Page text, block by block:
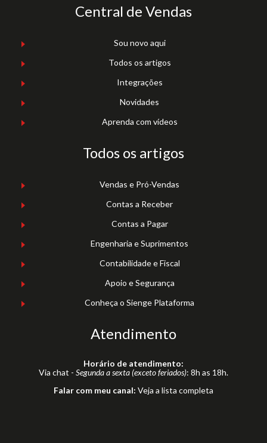
Central de Vendas
Sou novo aqui
Todos os artigos
Integrações
Novidades
Aprenda com vídeos
Todos os artigos
Vendas e Pró-Vendas
Contas a Receber
Contas a Pagar
Engenharia e Suprimentos
Contabilidade e Fiscal
Apoio e Segurança
Conheça o Sienge Plataforma
Atendimento
Horário de atendimento:
Via chat - Segunda a sexta (exceto feriados): 8h as 18h.
Falar com meu canal: Veja a lista completa